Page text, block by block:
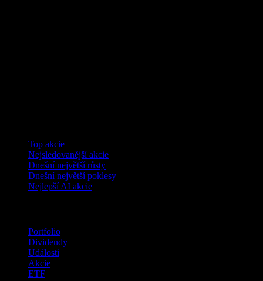
Top akcie
Nejsledovanější akcie
Dnešní největší růsty
Dnešní největší poklesy
Nejlepší AI akcie
Portfolio
Dividendy
Události
Akcie
ETF